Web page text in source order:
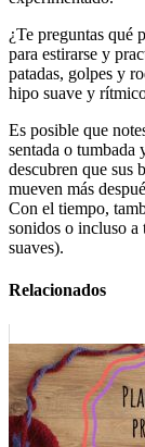
¿Te preguntas qué
para estirarse y
patadas, golpes y
hipo suave y
Es posible que
sentada o tumbada
descubren que sus
mueven más
Con el tiempo,
sonidos o incluso a
suaves).
Relacionados